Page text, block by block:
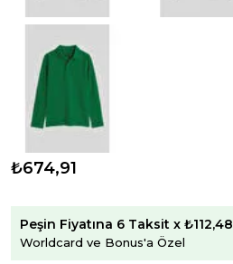
₺674,91
Peşin Fiyatına 6 Taksit x ₺112,48
Worldcard ve Bonus'a Özel